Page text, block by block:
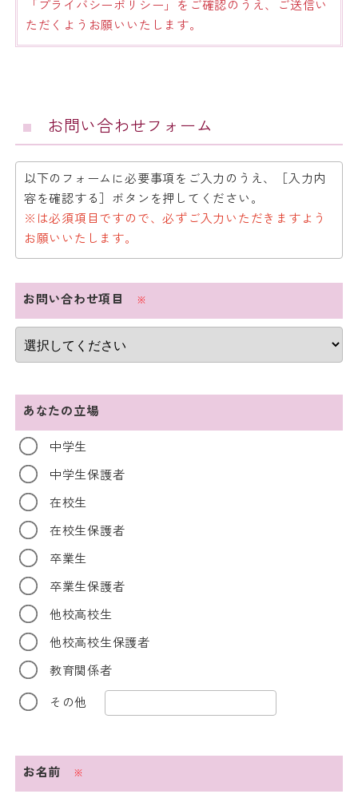
「 プライバシーポリシー」をご確認のうえ、ご送信い
ただくようお願いいたします。
お問い合わせフォーム
以下のフォームに必要事項をご入力のうえ、［入力内
容を確認する］ボタンを押してください。
※は必須項目ですので、必ずご入力いただきますよう
お願いいたします。
お問い合わせ項目 ※
あなたの立場
中学生
中学生保護者
在校生
在校生保護者
卒業生
卒業生保護者
他校高校生
他校高校生保護者
教育関係者
その他
お名前 ※